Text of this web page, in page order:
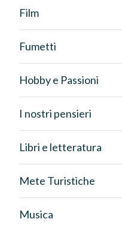
Film
Fumetti
Hobby e Passioni
I nostri pensieri
Libri e letteratura
Mete Turistiche
Musica